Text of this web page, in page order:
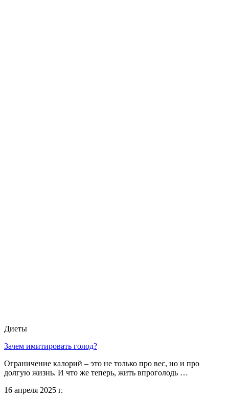
Диеты
Зачем имитировать голод?
Ограничение калорий – это не только про вес, но и про
долгую жизнь. И что же теперь, жить впроголодь …
16 апреля 2025 г.